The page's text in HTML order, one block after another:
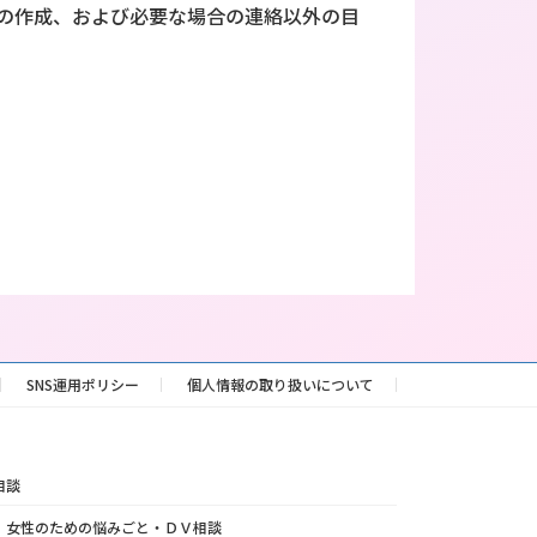
成、および必要な場合の連絡以外の目
SNS運用ポリシー 個人情報の取り扱いについて
談
女性のための悩みごと・ＤＶ相談